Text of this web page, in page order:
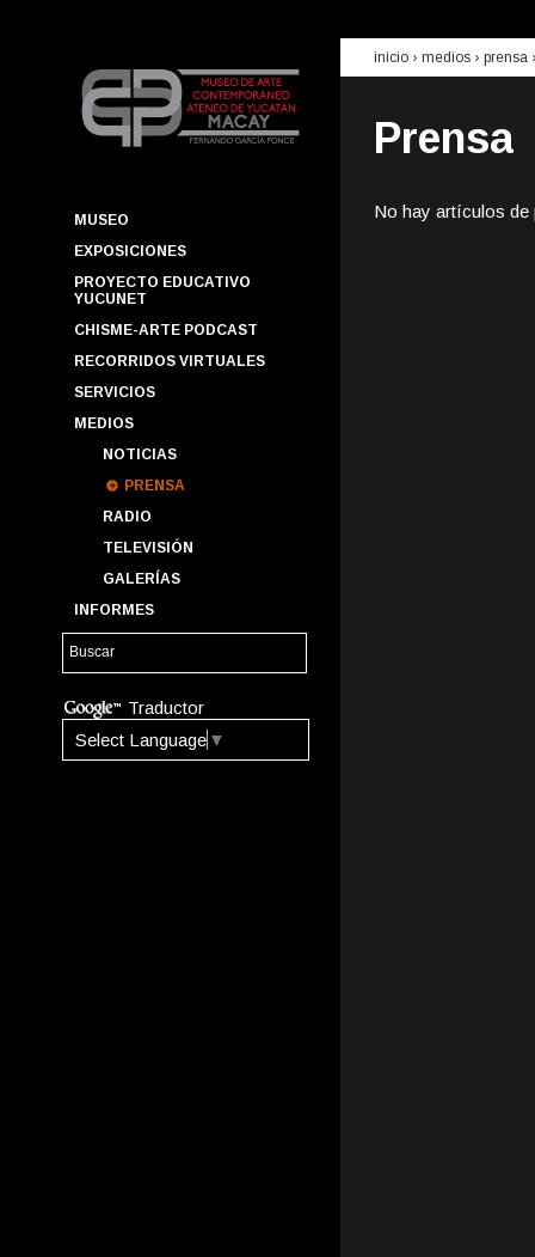
MUSEO
EXPOSICIONES
PROYECTO EDUCATIVO
YUCUNET
CHISME-ARTE PODCAST
RECORRIDOS VIRTUALES
SERVICIOS
MEDIOS
NOTICIAS
PRENSA
RADIO
TELEVISIÓN
GALERÍAS
INFORMES
Traductor
Select Language ▼
inicio › medios › prensa
Prensa
No hay artículos de